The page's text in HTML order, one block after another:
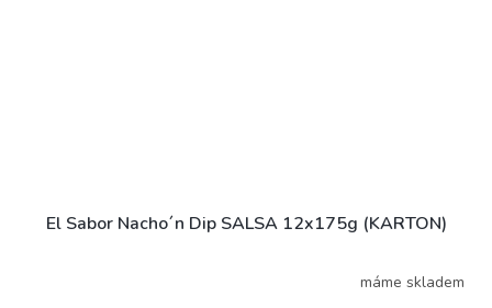
El Sabor Nacho´n Dip SALSA 12x175g (KARTON)
máme skladem